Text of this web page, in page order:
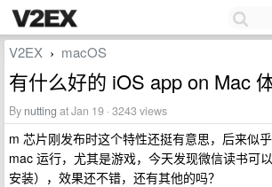
V2EX › macOS
有什么好的 iOS app on Mac
By nutting at Jan 19 · 3243 views
m 芯片刚发布时这个特性还挺有意思，后来似
mac 运行，尤其是游戏，今天发现微信读书可
安装），效果还不错，还有其他的吗？